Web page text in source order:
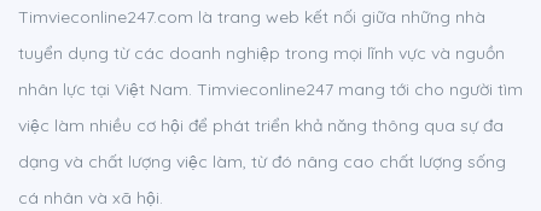
Timvieconline247.com là trang web kết nối giữa những nhà
tuyển dụng từ các doanh nghiệp trong mọi lĩnh vực và nguồn
nhân lực tại Việt Nam. Timvieconline247 mang tới cho người tìm
việc làm nhiều cơ hội để phát triển khả năng thông qua sự đa
dạng và chất lượng việc làm, từ đó nâng cao chất lượng sống
cá nhân và xã hội.